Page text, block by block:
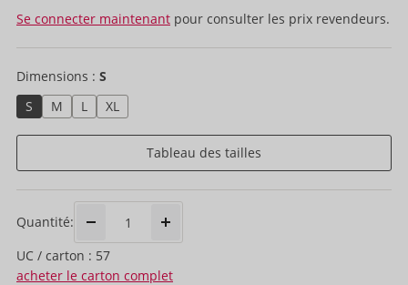
Se connecter maintenant pour consulter les prix revendeurs.
Dimensions : S
S
M L XL
Tableau des tailles
Quantité:
UC / carton : 57
acheter le carton complet